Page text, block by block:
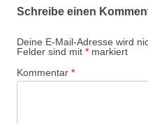
Schreibe einen
Deine E-Mail-Adresse wird
Felder sind mit * markiert
Kommentar *